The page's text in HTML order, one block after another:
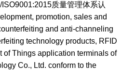
质量管理体系认
promotion, sales and
and anti-channeling
technology products, RFID
of Things application terminals of
Co., Ltd. conform to the